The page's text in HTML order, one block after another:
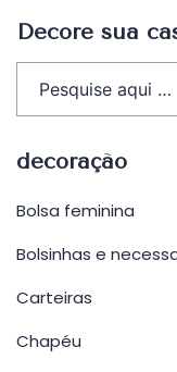
Decore sua
decoração
Bolsa feminina
Bolsinhas e
Carteiras
Chapéu